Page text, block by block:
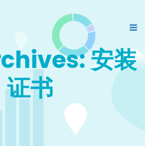
安装
证书